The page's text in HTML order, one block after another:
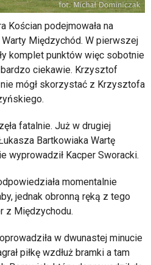
Kościan podejmowała na
Międzychód. W pierwszej
komplet punktów więc sobotnie
ciekawie. Krzysztof
mógł skorzystać z Krzysztofa
fatalnie. Już w drugiej
Bartkowiaka Wartę
wyprowadził Kacper Sworacki.
momentalnie
jednak obronną ręką z tego
z Międzychodu.
w dwunastej minucie
piłkę wzdłuż bramki a tam